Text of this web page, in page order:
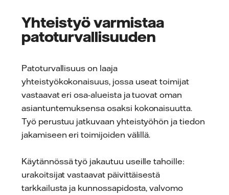
Yhteistyö varmistaa
patoturvallisuuden
Patoturvallisuus on laaja
yhteistyökokonaisuus, jossa useat toimijat
vastaavat eri osa-alueista ja tuovat oman
asiantuntemuksensa osaksi kokonaisuutta.
Työ perustuu jatkuvaan yhteistyöhön ja tiedon
jakamiseen eri toimijoiden välillä.
Käytännössä työ jakautuu useille tahoille:
urakoitsijat vastaavat päivittäisestä
tarkkailusta ja kunnossapidosta, valvomo